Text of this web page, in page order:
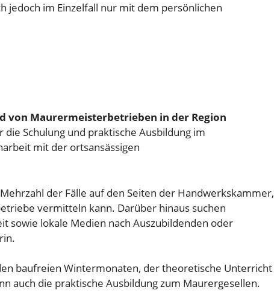
jedoch im Einzelfall nur mit dem persönlichen
von Maurermeisterbetrieben in der Region
Schulung und praktische Ausbildung im
mit der ortsansässigen
der Fälle auf den Seiten der Handwerkskammer,
vermitteln kann. Darüber hinaus suchen
sowie lokale Medien nach Auszubildenden oder
baufreien Wintermonaten, der theoretische Unterricht
auch die praktische Ausbildung zum Maurergesellen.